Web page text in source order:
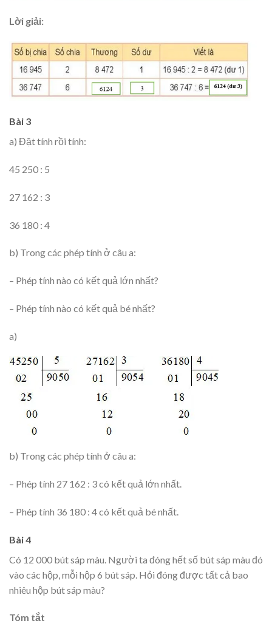
Lời giải:
Bài 3
a) Đặt tính rồi tính:
45 250 : 5
27 162 : 3
36 180 : 4
b) Trong các phép tính ở câu a:
– Phép tính nào có kết quả lớn nhất?
– Phép tính nào có kết quả bé nhất?
a)
b) Trong các phép tính ở câu a:
– Phép tính 27 162 : 3 có kết quả lớn nhất.
– Phép tính 36 180 : 4 có kết quả bé nhất.
Bài 4
Có 12 000 bút sáp màu. Người ta đóng hết số bút sáp màu đó
vào các hộp, mỗi hộp 6 bút sáp. Hỏi đóng được tất cả bao
nhiêu hộp bút sáp màu?
Tóm tắt